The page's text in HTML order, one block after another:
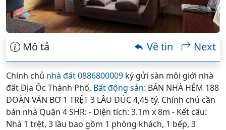
Mô tả Next
Về tin
Chính chủ nhà đất 0886800009 ký gửi sàn môi giới nhà
đất Địa Ốc Thành Phố, Bất động sản: BÁN NHÀ HẺM 188
ĐOÀN VĂN BƠ 1 TRỆT 3 LẦU ĐÚC 4,45 tỷ. Chính chủ cần
bán nhà Quận 4 SHR: - Diện tích: 3.1m x 8m - Kết cấu:
Nhà 1 trệt, 3 lầu bao gồm 1 phòng khách, 1 bếp, 3